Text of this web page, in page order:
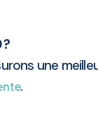
une
.